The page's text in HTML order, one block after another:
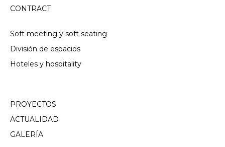
CONTRACT
Soft meeting y soft seating
División de espacios
Hoteles y hospitality
PROYECTOS
ACTUALIDAD
GALERÍA